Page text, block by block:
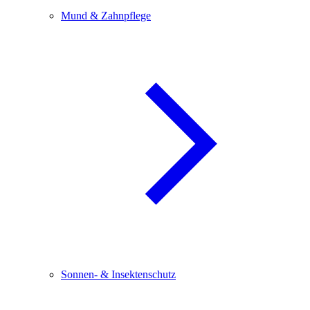
Mund & Zahnpflege
Sonnen- & Insektenschutz